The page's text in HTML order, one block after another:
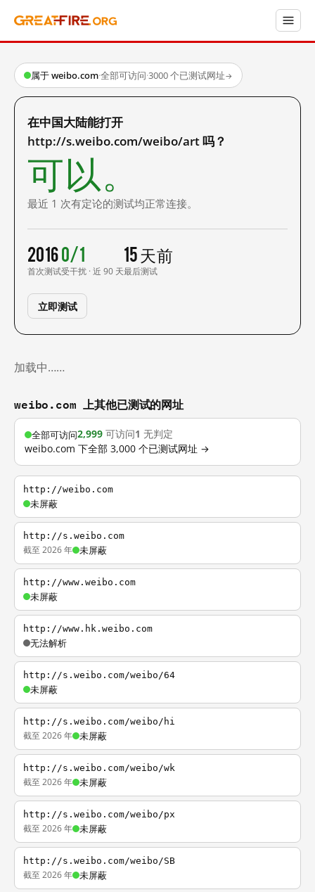
属于 weibo.com·全部可访问·3000 个已测试网址→
在中国大陆能打开
http://s.weibo.com/weibo/art 吗？
可以。
最近 1 次有定论的测试均正常连接。
2016
首次测试
0/1
受干扰 · 近 90 天
15 天前
最后测试
立即测试
加载中……
weibo.com 上其他已测试的网址
全部可访问2,999 可访问1 无判定
weibo.com 下全部 3,000 个已测试网址 →
http://weibo.com
未屏蔽
http://s.weibo.com
截至 2026 年 未屏蔽
http://www.weibo.com
未屏蔽
http://www.hk.weibo.com
无法解析
http://s.weibo.com/weibo/64
未屏蔽
http://s.weibo.com/weibo/hi
截至 2026 年 未屏蔽
http://s.weibo.com/weibo/wk
截至 2026 年 未屏蔽
http://s.weibo.com/weibo/px
截至 2026 年 未屏蔽
http://s.weibo.com/weibo/SB
截至 2026 年 未屏蔽